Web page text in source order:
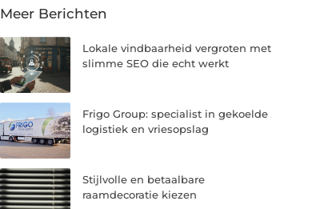
Meer Berichten
Lokale vindbaarheid vergroten met
slimme SEO die echt werkt
Frigo Group: specialist in gekoelde
logistiek en vriesopslag
Stijlvolle en betaalbare
raamdecoratie kiezen